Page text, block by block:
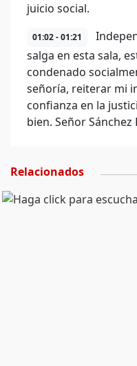
juicio social.
01:02 - 01:21
salga en esta sala,
condenado
señoría, reiterar mi
confianza en la
bien. Señor Sánchez
Relacionados